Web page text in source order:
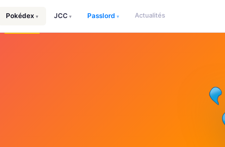
Pokédex ▾ JCC ▾ Passlord ▾ Actualités